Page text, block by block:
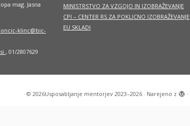
mag. Jasna
klinc@bic-
, 01/2807629
MINISTRSTVO ZA VZGOJO IN IZOBRAŽEVANJE
CPI – CENTER RS ZA POKLICNO IZOBRAŽEVANJE
EU SKLADI
· © 2026Usposabljanje mentorjev 2023–2026· Narejeno z ·